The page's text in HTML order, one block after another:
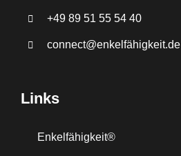
+49 89 51 55 54 40
connect@enkelfähigkeit.de
Links
Enkelfähigkeit®